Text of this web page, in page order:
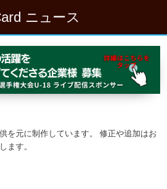
ニュース
を元に制作しています。 修正や追加はお
ます。